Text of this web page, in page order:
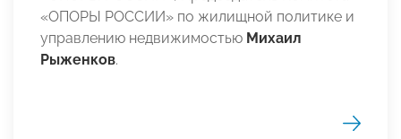
«ОПОРЫ РОССИИ» по жилищной политике и
управлению недвижимостью Михаил
Рыженков.